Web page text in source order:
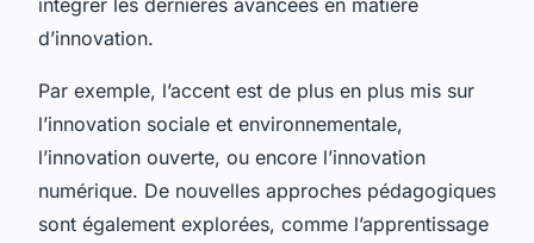
d’innovation.
Par exemple, l’accent est de plus en plus mis sur
l’innovation sociale et environnementale,
l’innovation ouverte, ou encore l’innovation
numérique. De nouvelles approches pédagogiques
sont également explorées, comme l’apprentissage